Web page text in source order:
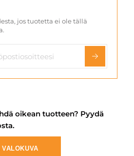
jos tuotetta ei ole tällä
oikean tuotteen? Pyydä
VALOKUVA